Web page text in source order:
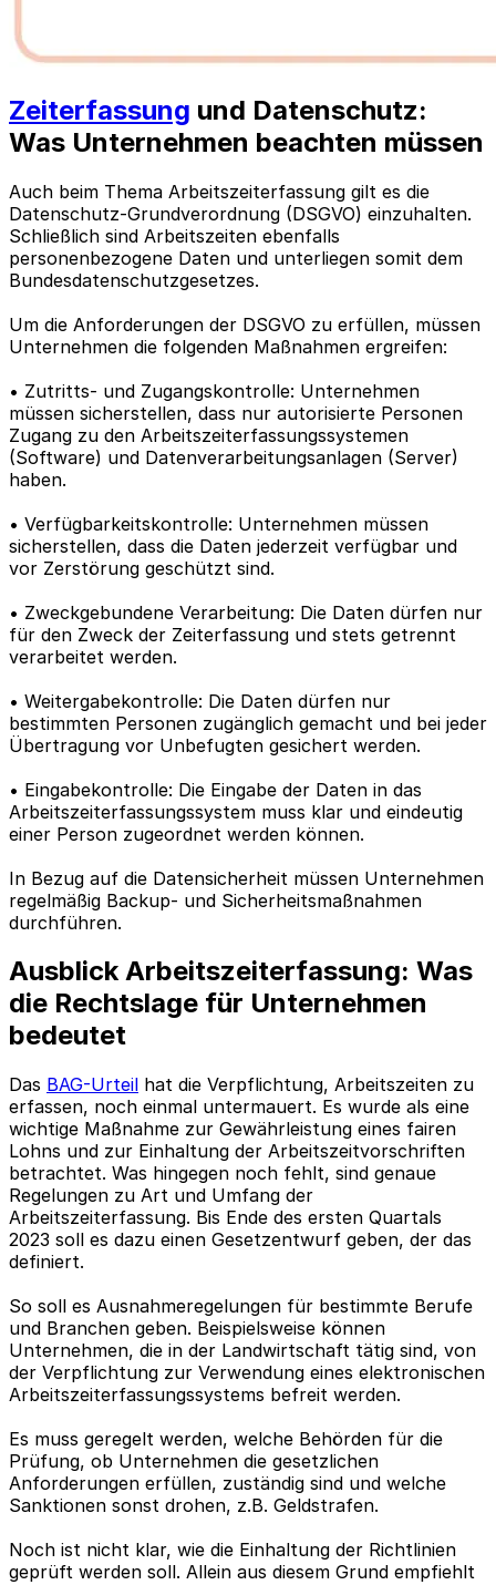
Zeiterfassung und Datenschutz:
Was Unternehmen beachten müssen
Auch beim Thema Arbeitszeiterfassung gilt es die
Datenschutz-Grundverordnung (DSGVO) einzuhalten.
Schließlich sind Arbeitszeiten ebenfalls
personenbezogene Daten und unterliegen somit dem
Bundesdatenschutzgesetzes.
Um die Anforderungen der DSGVO zu erfüllen, müssen
Unternehmen die folgenden Maßnahmen ergreifen:
• Zutritts- und Zugangskontrolle: Unternehmen
müssen sicherstellen, dass nur autorisierte Personen
Zugang zu den Arbeitszeiterfassungssystemen
(Software) und Datenverarbeitungsanlagen (Server)
haben.
• Verfügbarkeitskontrolle: Unternehmen müssen
sicherstellen, dass die Daten jederzeit verfügbar und
vor Zerstörung geschützt sind.
• Zweckgebundene Verarbeitung: Die Daten dürfen nur
für den Zweck der Zeiterfassung und stets getrennt
verarbeitet werden.
• Weitergabekontrolle: Die Daten dürfen nur
bestimmten Personen zugänglich gemacht und bei jeder
Übertragung vor Unbefugten gesichert werden.
• Eingabekontrolle: Die Eingabe der Daten in das
Arbeitszeiterfassungssystem muss klar und eindeutig
einer Person zugeordnet werden können.
In Bezug auf die Datensicherheit müssen Unternehmen
regelmäßig Backup- und Sicherheitsmaßnahmen
durchführen.
Ausblick Arbeitszeiterfassung: Was
die Rechtslage für Unternehmen
bedeutet
Das BAG-Urteil hat die Verpflichtung, Arbeitszeiten zu
erfassen, noch einmal untermauert. Es wurde als eine
wichtige Maßnahme zur Gewährleistung eines fairen
Lohns und zur Einhaltung der Arbeitszeitvorschriften
betrachtet. Was hingegen noch fehlt, sind genaue
Regelungen zu Art und Umfang der
Arbeitszeiterfassung. Bis Ende des ersten Quartals
2023 soll es dazu einen Gesetzentwurf geben, der das
definiert.
So soll es Ausnahmeregelungen für bestimmte Berufe
und Branchen geben. Beispielsweise können
Unternehmen, die in der Landwirtschaft tätig sind, von
der Verpflichtung zur Verwendung eines elektronischen
Arbeitszeiterfassungssystems befreit werden.
Es muss geregelt werden, welche Behörden für die
Prüfung, ob Unternehmen die gesetzlichen
Anforderungen erfüllen, zuständig sind und welche
Sanktionen sonst drohen, z.B. Geldstrafen.
Noch ist nicht klar, wie die Einhaltung der Richtlinien
geprüft werden soll. Allein aus diesem Grund empfiehlt